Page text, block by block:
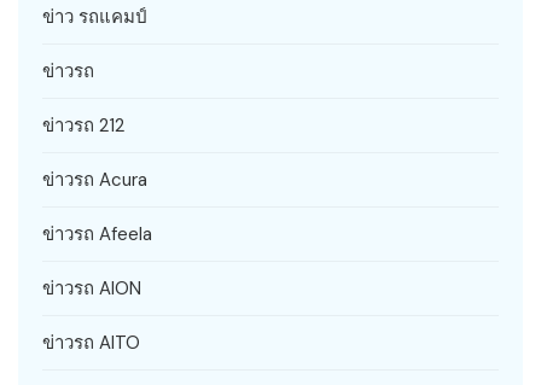
ข่าว รถแคมป์
ข่าวรถ
ข่าวรถ 212
ข่าวรถ Acura
ข่าวรถ Afeela
ข่าวรถ AION
ข่าวรถ AITO